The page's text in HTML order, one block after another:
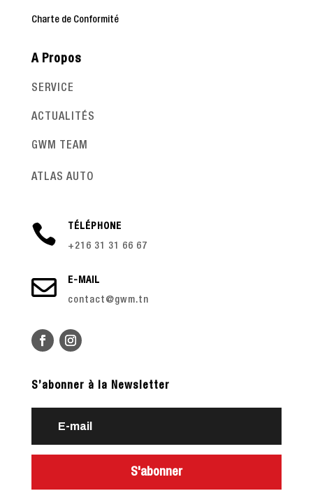
Charte de Conformité
A Propos
SERVICE
ACTUALITÉS
GWM TEAM
ATLAS AUTO
 TÉLÉPHONE
+216 31 31 66 67
 E-MAIL
contact@gwm.tn
S’abonner à la Newsletter
S'abonner